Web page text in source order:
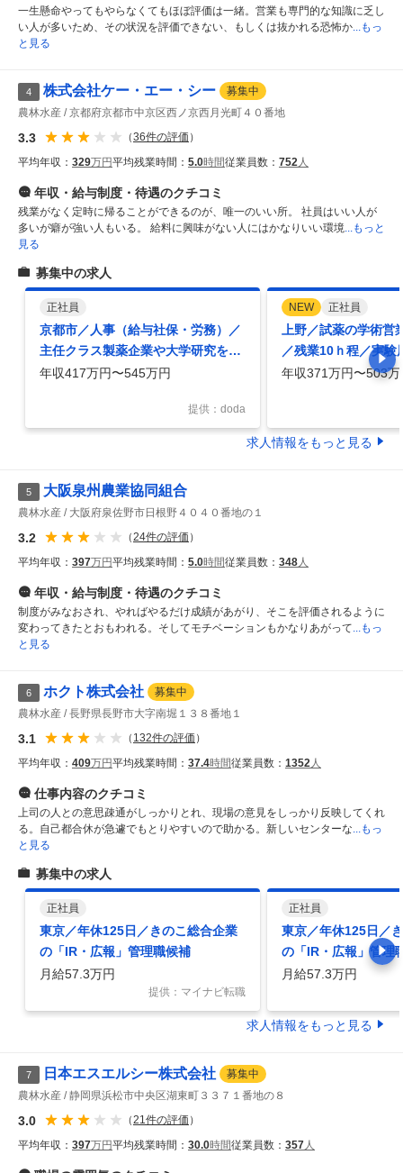
一生懸命やってもやらなくてもほぼ評価は一緒。営業も専門的な知識に乏し
い人が多いため、その状況を評価できない、もしくは抜かれる恐怖か...もっ
と見る
4 株式会社ケー・エー・シー
募集中
農林水産
京都府京都市中京区西ノ京西月光町４０番地
3.3 （36件の評価 ）
平均年収： 329万円平均残業時間： 5.0時間従業員数： 752人
年収・給与制度・待遇のクチコミ
残業がなく定時に帰ることができるのが、唯一のいい所。 社員はいい人が
多いが癖が強い人もいる。 給料に興味がない人にはかなりいい環境...もっと
見る
募集中の求人
正社員
京都市／人事（給与社保・労務）／
主任クラス製薬企業や大学研究をサ
ポート／創業から黒字経営を続ける
年収417万円〜545万円
提供：doda
NEW 正社員
上野／試薬の学術営
／残業10ｈ程／実験
の業界トップ
年収371万円〜503万
求人情報をもっと見る
5 大阪泉州農業協同組合
農林水産 大阪府泉佐野市日根野４０４０番地の１
3.2 （24件の評価 ）
平均年収： 397万円平均残業時間： 5.0時間従業員数： 348人
年収・給与制度・待遇のクチコミ
制度がみなおされ、やればやるだけ成績があがり、そこを評価されるように
変わってきたとおもわれる。そしてモチベーションもかなりあがって...もっ
と見る
6 ホクト株式会社
募集中
農林水産
長野県長野市大字南堀１３８番地１
3.1 （ 132件の評価 ）
平均年収： 409万円平均残業時間： 37.4時間従業員数： 1352人
仕事内容のクチコミ
上司の人との意思疎通がしっかりとれ、現場の意見をしっかり反映してくれ
る。自己都合休が急遽でもとりやすいので助かる。新しいセンターな...もっ
と見る
募集中の求人
正社員
東京／年休125日／きのこ総合企業
の「IR・広報」管理職候補
月給57.3万円
提供：マイナビ転職
正社員
東京／年休125日／
の「IR・広報」管理
月給57.3万円
求人情報をもっと見る
7 日本エスエルシー株式会社
募集中
農林水産
静岡県浜松市中央区湖東町３３７１番地の８
3.0 （21件の評価 ）
平均年収： 397万円平均残業時間： 30.0時間従業員数： 357人